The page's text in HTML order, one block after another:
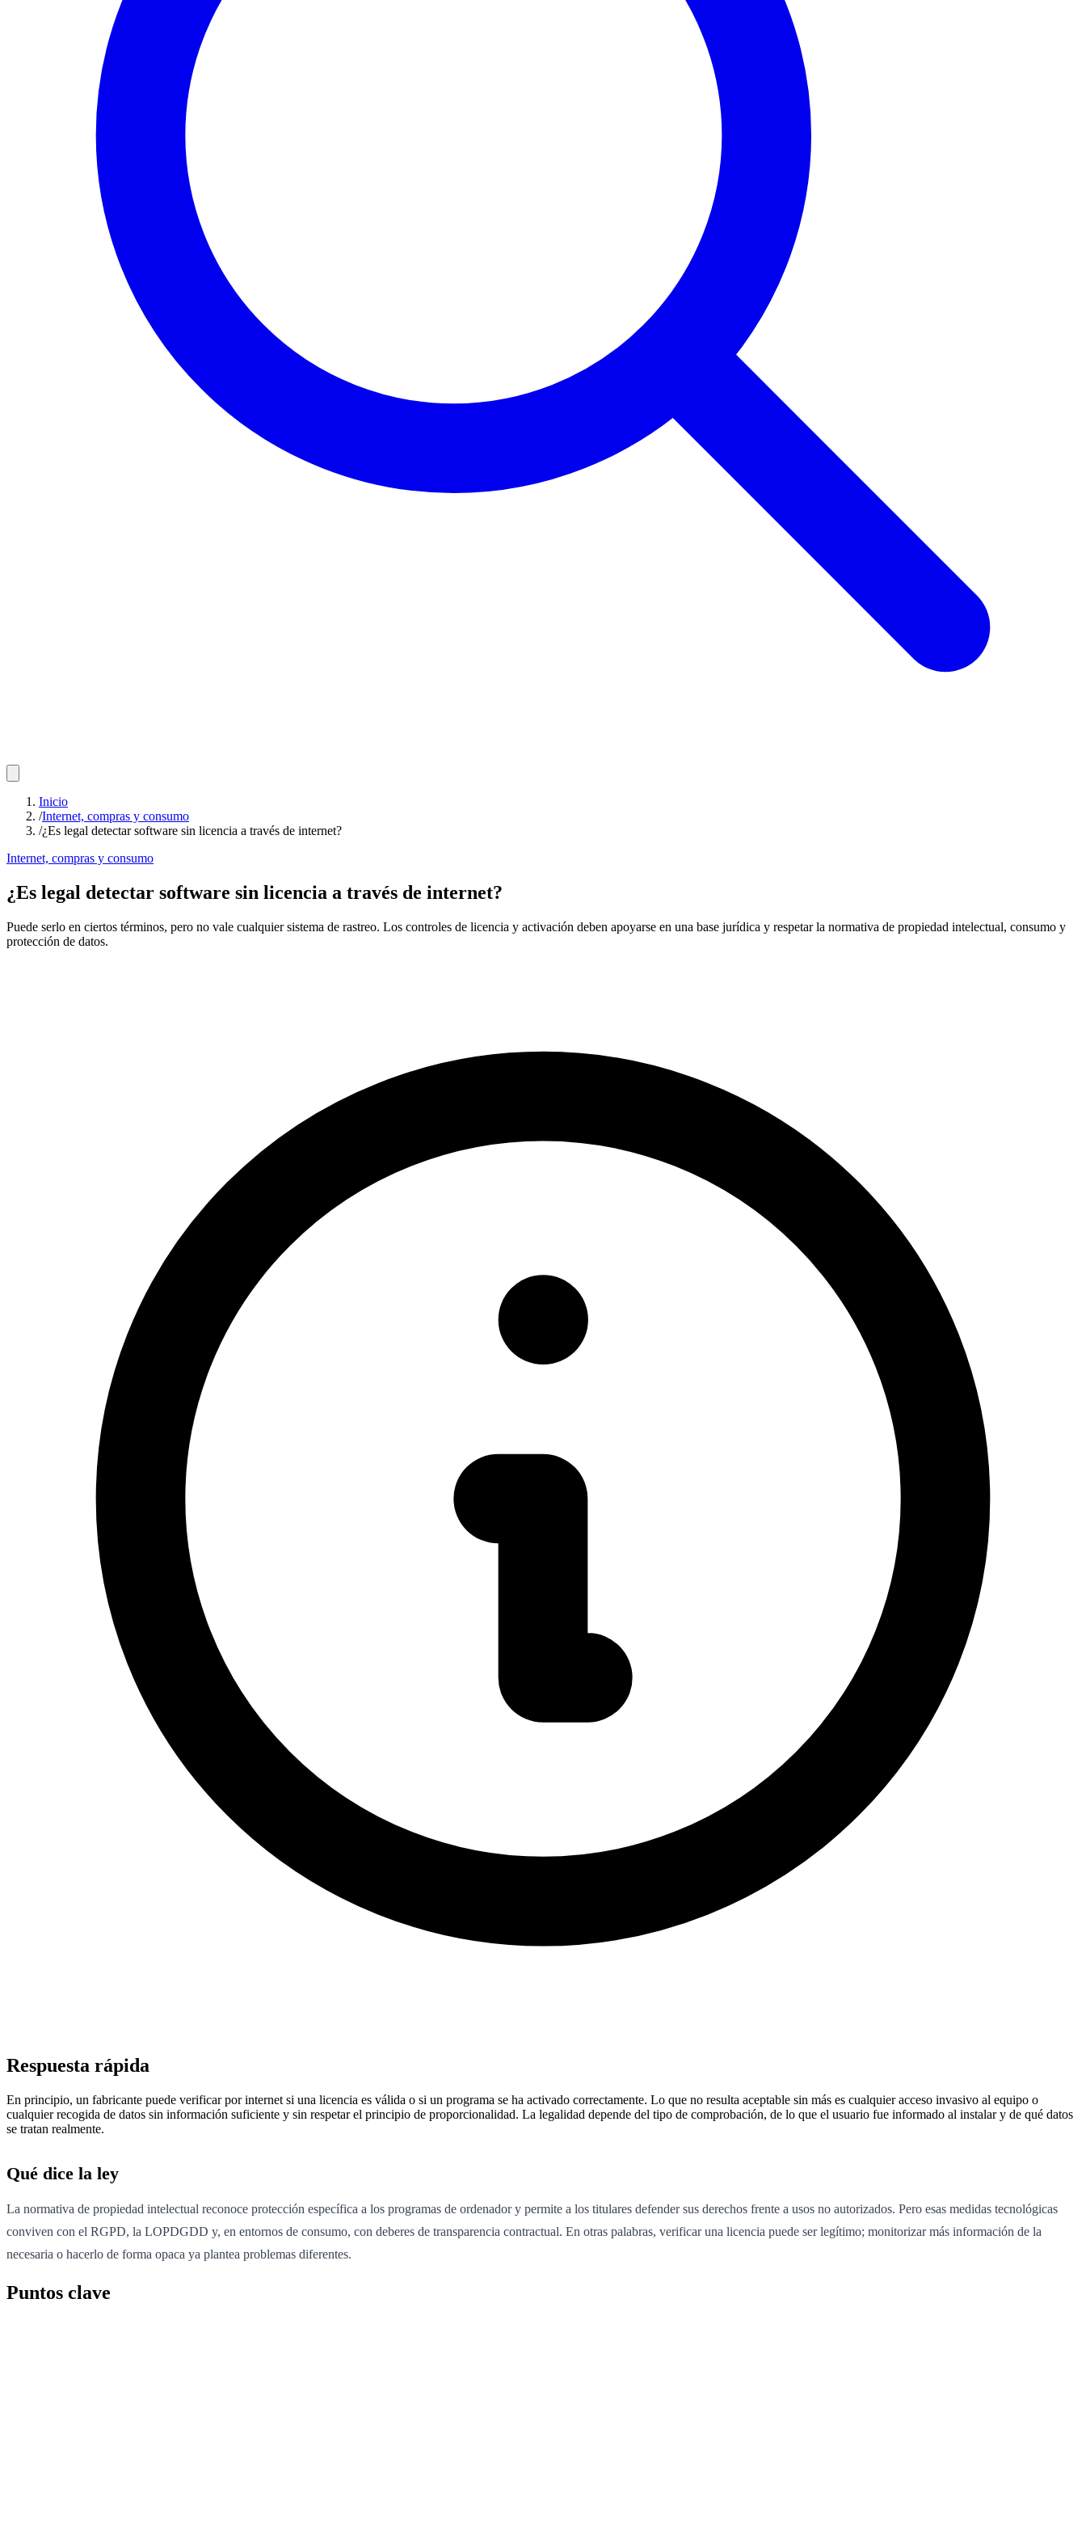
Inicio
/Internet, compras y consumo
/¿Es legal detectar software sin licencia a través de internet?
Internet, compras y consumo
¿Es legal detectar software sin licencia a través de internet?
Puede serlo en ciertos términos, pero no vale cualquier sistema de rastreo. Los controles de licencia y activación deben apoyarse en una base jurídica y respetar la normativa de propiedad intelectual, consumo y
protección de datos.
Respuesta rápida
En principio, un fabricante puede verificar por internet si una licencia es válida o si un programa se ha activado correctamente. Lo que no resulta aceptable sin más es cualquier acceso invasivo al equipo o
cualquier recogida de datos sin información suficiente y sin respetar el principio de proporcionalidad. La legalidad depende del tipo de comprobación, de lo que el usuario fue informado al instalar y de qué datos
se tratan realmente.
Qué dice la ley
La normativa de propiedad intelectual reconoce protección específica a los programas de ordenador y permite a los titulares defender sus derechos frente a usos no autorizados. Pero esas medidas tecnológicas
conviven con el RGPD, la LOPDGDD y, en entornos de consumo, con deberes de transparencia contractual. En otras palabras, verificar una licencia puede ser legítimo; monitorizar más información de la
necesaria o hacerlo de forma opaca ya plantea problemas diferentes.
Puntos clave